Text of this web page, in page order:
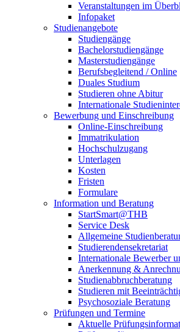
Veranstaltungen im
Infopaket
Studienangebote
Studiengänge
Bachelorstudiengänge
Masterstudiengänge
Berufsbegleitend / Online
Duales Studium
Studieren ohne Abitur
Internationale
Bewerbung und Einschreibung
Online-Einschreibung
Immatrikulation
Hochschulzugang
Unterlagen
Kosten
Fristen
Formulare
Information und Beratung
StartSmart@THB
Service Desk
Allgemeine
Studierendensekretariat
Internationale Bewerber
Anerkennung &
Studienabbruchberatung
Studieren mit
Psychosoziale Beratung
Prüfungen und Termine
Aktuelle